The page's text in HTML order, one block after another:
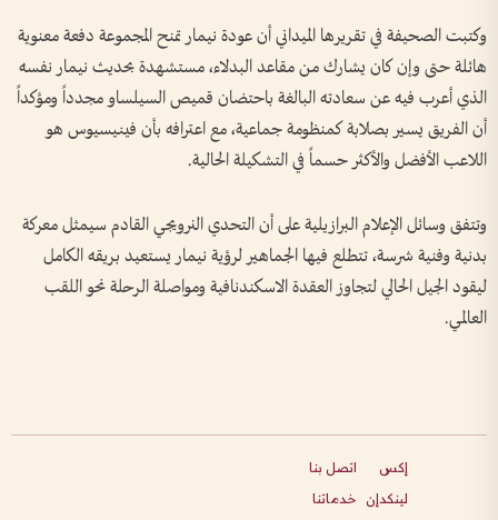
وكتبت الصحيفة في تقريرها الميداني أن عودة نيمار تمنح المجموعة دفعة معنوية
هائلة حتى وإن كان يشارك من مقاعد البدلاء، مستشهدة بحديث نيمار نفسه
الذي أعرب فيه عن سعادته البالغة باحتضان قميص السيلساو مجدداً ومؤكداً
أن الفريق يسير بصلابة كمنظومة جماعية، مع اعترافه بأن فينيسيوس هو
اللاعب الأفضل والأكثر حسماً في التشكيلة الحالية.
وتتفق وسائل الإعلام البرازيلية على أن التحدي النرويجي القادم سيمثل معركة
بدنية وفنية شرسة، تتطلع فيها الجماهير لرؤية نيمار يستعيد بريقه الكامل
ليقود الجيل الحالي لتجاوز العقدة الاسكندنافية ومواصلة الرحلة نحو اللقب
العالمي.
إكس
لينكدإن
اتصل بنا
خدماتنا